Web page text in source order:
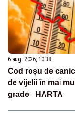
6 aug. 2026, 10:38
Cod roșu de
de vijelii în mai
grade - HARTA